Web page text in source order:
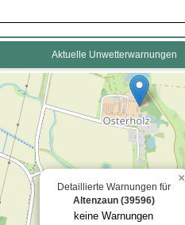
Aktuelle Unwetterwarnungen
Detaillierte Warnungen für
Altenzaun (39596)
keine Warnungen
×